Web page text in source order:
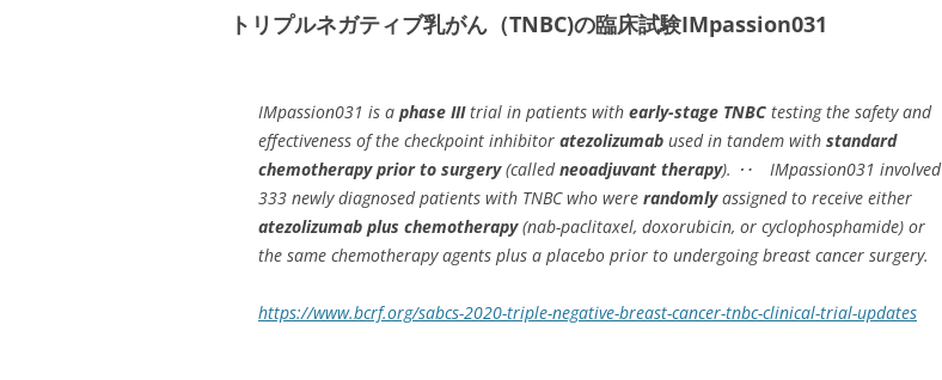
トリプルネガティブ乳がん（TNBC)の臨床試験IMpassion031
IMpassion031 is a phase IIItrial in patients with early-stage TNBC testing the safety and
effectiveness of the checkpoint inhibitor atezolizumab used in tandem with standard
chemotherapy prior to surgery(calledneoadjuvant therapy). ‥ IMpassion031 involved
333 newly diagnosed patients with TNBC who were randomlyassigned to receive either
atezolizumab plus chemotherapy(nab-paclitaxel, doxorubicin, or cyclophosphamide) or
the same chemotherapy agents plus a placebo prior to undergoing breast cancer surgery.
https://www.bcrf.org/sabcs-2020-triple-negative-breast-cancer-tnbc-clinical-trial-updates